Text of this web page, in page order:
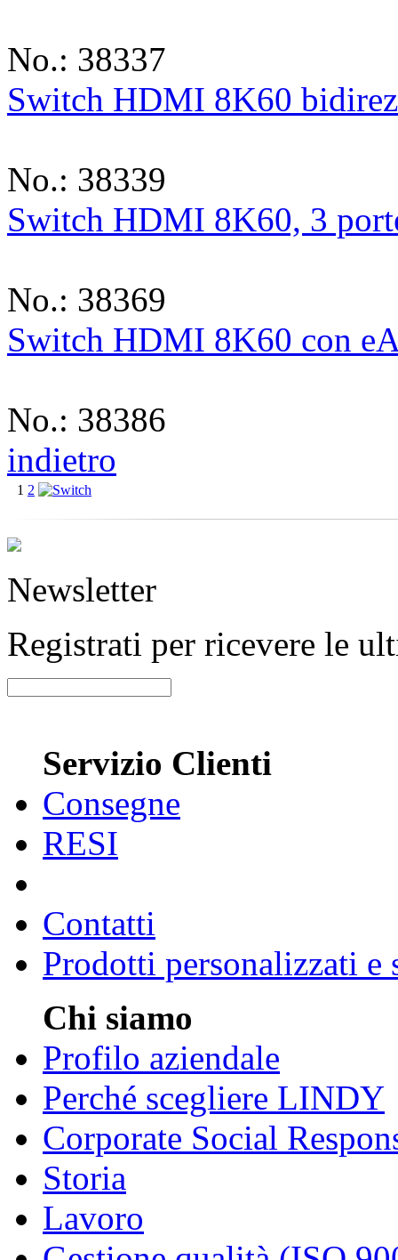
No.: 38337
Switch HDMI 8K60
No.: 38339
Switch HDMI 8K60, 3
No.: 38369
Switch HDMI 8K60 con
No.: 38386
indietro
1 2
Newsletter
Registrati per ricevere le
Servizio Clienti
Consegne
RESI
Contatti
Prodotti personalizzati e
Chi siamo
Profilo aziendale
Perché scegliere LINDY
Corporate Social
Storia
Lavoro